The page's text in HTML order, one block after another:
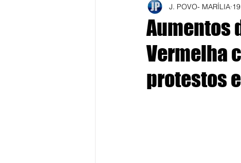
Aumentos
Vermelha
protestos
J. POVO- MARÍLIA